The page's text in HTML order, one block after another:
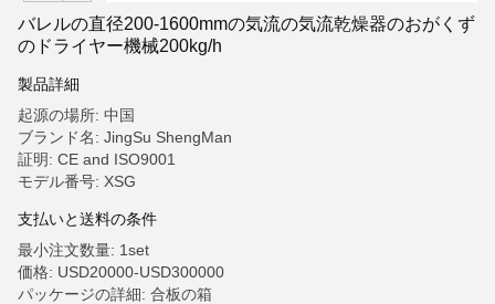
バレルの直径200-1600mmの気流の気流乾燥器のおがくず
のドライヤー機械200kg/h
製品詳細
起源の場所: 中国
ブランド名: JingSu ShengMan
証明: CE and ISO9001
モデル番号: XSG
支払いと送料の条件
最小注文数量: 1set
価格: USD20000-USD300000
パッケージの詳細: 合板の箱